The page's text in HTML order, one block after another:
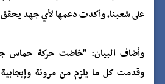
على شعبنا، وأكدت دعمها لأي جهد
وأضاف البيان: "خاضت حركة حماس
وقدمت كل ما يلزم من مرونة